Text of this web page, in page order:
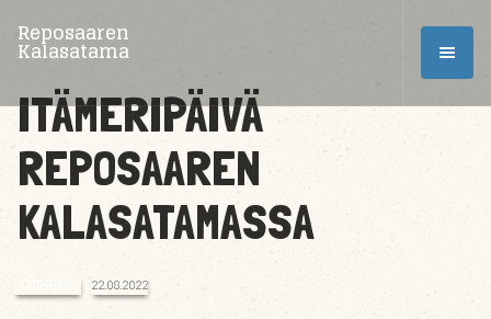
Reposaaren
Kalasatama
ITÄMERIPÄIVÄ
REPOSAAREN
KALASATAMASSA
OTHERS 22.08.2022